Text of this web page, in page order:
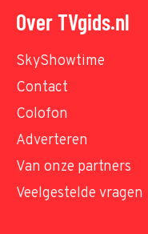
Over TVgids.nl
SkyShowtime
Contact
Colofon
Adverteren
Van onze partners
Veelgestelde vragen